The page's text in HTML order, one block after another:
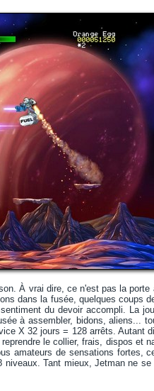
À vrai dire, ce n'est pas la porte
dans la fusée, quelques coups
du devoir accompli. La
à assembler, bidons, aliens...
X 32 jours = 128 arrêts. Autant
le collier, frais, dispos et
amateurs de sensations fortes,
niveaux. Tant mieux, Jetman ne